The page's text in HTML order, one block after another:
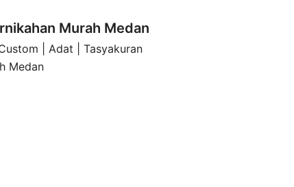
Murah Medan
| Adat | Tasyakuran
Medan